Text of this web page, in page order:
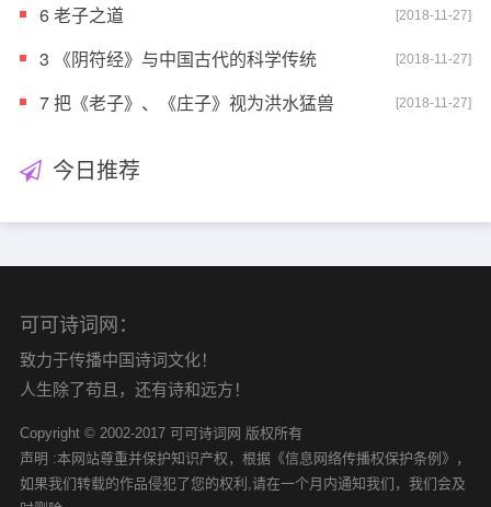
6 老子之道 [2018-11-27]
3 《阴符经》与中国古代的科学传统 [2018-11-27]
7 把《老子》、《庄子》视为洪水猛兽 [2018-11-27]
今日推荐
可可诗词网：
致力于传播中国诗词文化！
人生除了苟且，还有诗和远方！
Copyright © 2002-2017 可可诗词网 版权所有
声明 :本网站尊重并保护知识产权，根据《信息网络传播权保护条例》，
如果我们转载的作品侵犯了您的权利,请在一个月内通知我们，我们会及